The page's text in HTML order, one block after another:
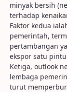
minyak bersih
terhadap
Faktor kedua
pemerintah,
pertambangan
ekspor satu
Ketiga, outlook
lembaga
turut